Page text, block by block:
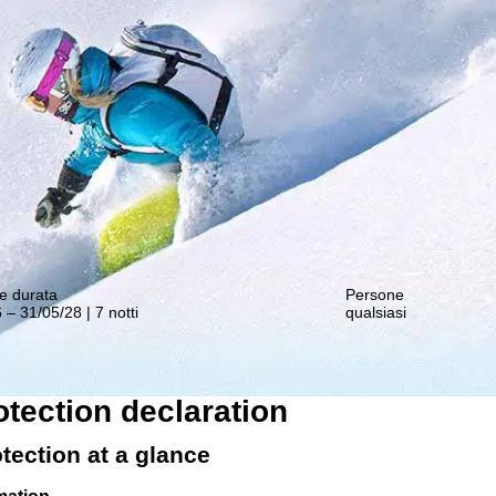
offerte migliori!
durata
– 31/05/28 | 7 notti
Persone
qualsiasi
declaration
at a glance